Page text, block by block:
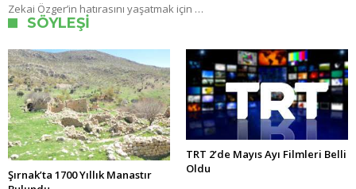
Zekai Özger’in hatırasını yaşatmak için …
SÖYLEŞI
Şırnak’ta 1700 Yıllık Manastır
TRT 2’de Mayıs Ayı Filmleri Belli
Oldu